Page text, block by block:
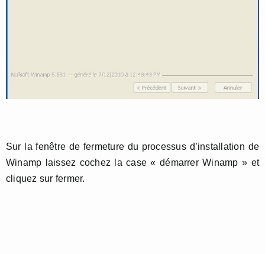
Sur la fenêtre de fermeture du processus d’installation de
Winamp laissez cochez la case « démarrer Winamp » et
cliquez sur fermer.